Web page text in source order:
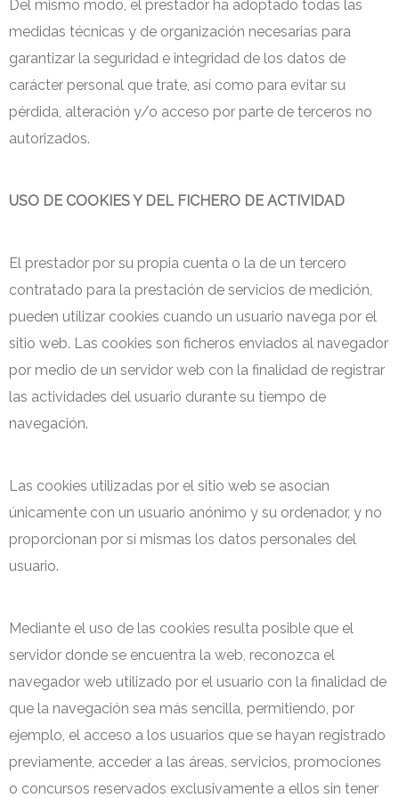
Del mismo modo, el prestador ha adoptado todas las
medidas técnicas y de organización necesarias para
garantizar la seguridad e integridad de los datos de
carácter personal que trate, así como para evitar su
pérdida, alteración y/o acceso por parte de terceros no
autorizados.
USO DE COOKIES Y DEL FICHERO DE ACTIVIDAD
El prestador por su propia cuenta o la de un tercero
contratado para la prestación de servicios de medición,
pueden utilizar cookies cuando un usuario navega por el
sitio web. Las cookies son ficheros enviados al navegador
por medio de un servidor web con la finalidad de registrar
las actividades del usuario durante su tiempo de
navegación.
Las cookies utilizadas por el sitio web se asocian
únicamente con un usuario anónimo y su ordenador, y no
proporcionan por sí mismas los datos personales del
usuario.
Mediante el uso de las cookies resulta posible que el
servidor donde se encuentra la web, reconozca el
navegador web utilizado por el usuario con la finalidad de
que la navegación sea más sencilla, permitiendo, por
ejemplo, el acceso a los usuarios que se hayan registrado
previamente, acceder a las áreas, servicios, promociones
o concursos reservados exclusivamente a ellos sin tener